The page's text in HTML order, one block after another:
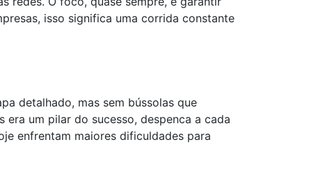
isso significa uma corrida constante
detalhado, mas sem bússolas que
um pilar do sucesso, despenca a cada
enfrentam maiores dificuldades para